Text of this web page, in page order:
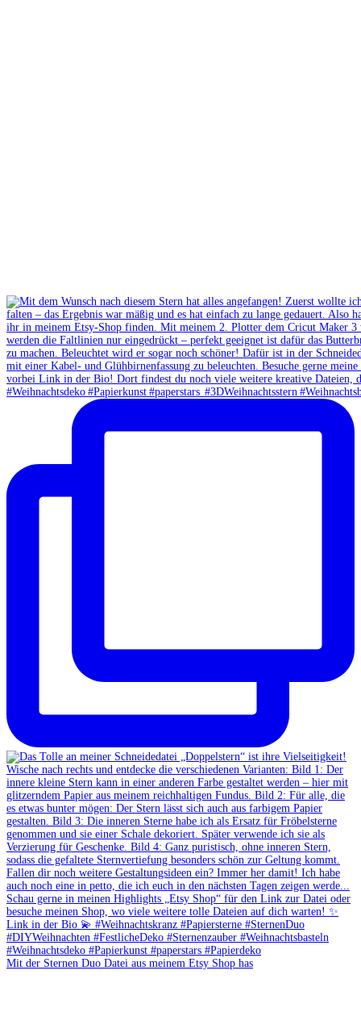
Mit der Sternen Duo Datei aus meinem Etsy Shop has